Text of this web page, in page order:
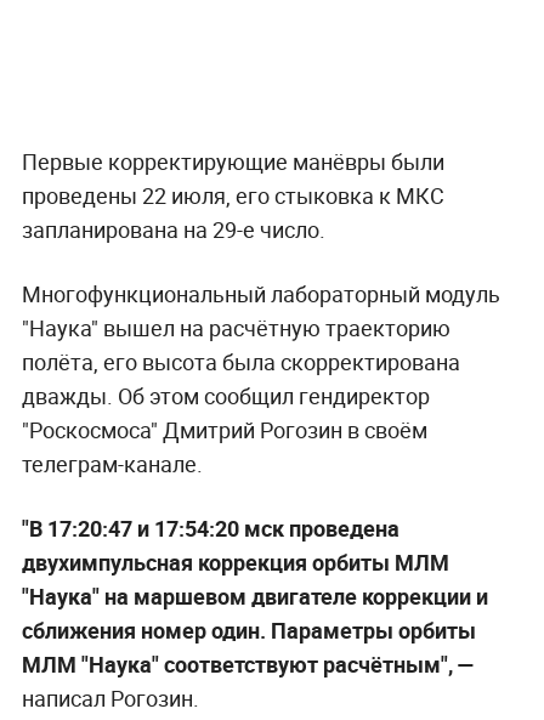
Первые корректирующие манёвры были
проведены 22 июля, его стыковка к МКС
запланирована на 29-е число.
Многофункциональный лабораторный модуль
"Наука" вышел на расчётную траекторию
полёта, его высота была скорректирована
дважды. Об этом сообщил гендиректор
"Роскосмоса" Дмитрий Рогозин в своём
телеграм-канале.
"В 17:20:47 и 17:54:20 мск проведена
двухимпульсная коррекция орбиты МЛМ
"Наука" на маршевом двигателе коррекции и
сближения номер один. Параметры орбиты
МЛМ "Наука" соответствуют расчётным", —
написал Рогозин.